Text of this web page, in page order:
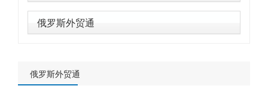
俄罗斯外贸通
俄罗斯外贸通